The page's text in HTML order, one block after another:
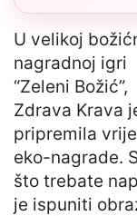
U velikoj
nagradnoj igri
“Zeleni Božić”,
Zdrava Krava
pripremila
eko-nagrade.
što trebate
je ispuniti